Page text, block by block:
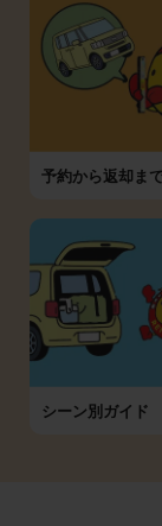
予約から返却ま
シーン別ガイド